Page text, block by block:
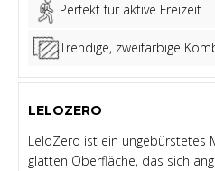
Perfekt für aktive Freizeit
Trendige, zweifarbige
LELOZERO
LeloZero ist ein ungebürstetes
glatten Oberfläche, das sich